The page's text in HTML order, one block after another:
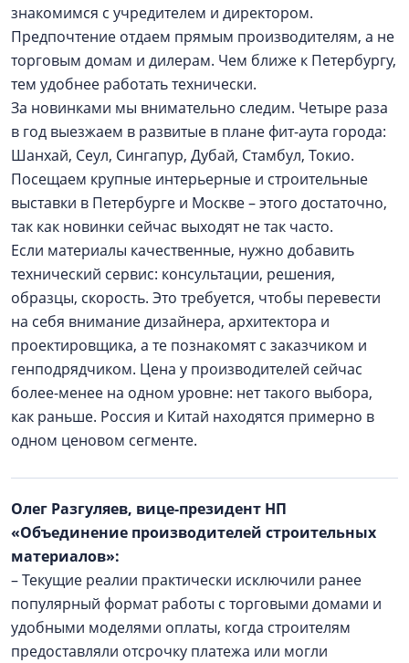
знакомимся с учредителем и директором.
Предпочтение отдаем прямым производителям, а не
торговым домам и дилерам. Чем ближе к Петербургу,
тем удобнее работать технически.
За новинками мы внимательно следим. Четыре раза
в год выезжаем в развитые в плане фит-аута города:
Шанхай, Сеул, Сингапур, Дубай, Стамбул, Токио.
Посещаем крупные интерьерные и строительные
выставки в Петербурге и Москве – этого достаточно,
так как новинки сейчас выходят не так часто.
Если материалы качественные, нужно добавить
технический сервис: консультации, решения,
образцы, скорость. Это требуется, чтобы перевести
на себя внимание дизайнера, архитектора и
проектировщика, а те познакомят с заказчиком и
генподрядчиком. Цена у производителей сейчас
более-менее на одном уровне: нет такого выбора,
как раньше. Россия и Китай находятся примерно в
одном ценовом сегменте.
Олег Разгуляев, вице-президент НП
«Объединение производителей строительных
материалов»:
– Текущие реалии практически исключили ранее
популярный формат работы с торговыми домами и
удобными моделями оплаты, когда строителям
предоставляли отсрочку платежа или могли